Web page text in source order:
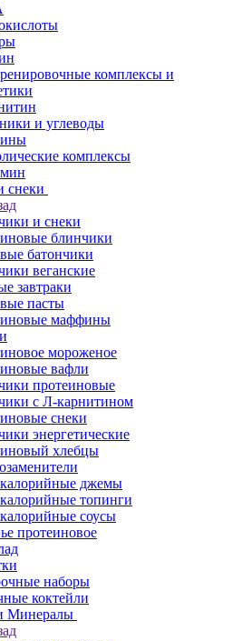
комплексы и
и углеводы
комплексы
снеки
и снеки
блинчики
батончики
веганские
завтраки
пасты
маффины
мороженое
вафли
протеиновые
с Л-карнитином
снеки
энергетические
хлебцы
джемы
топинги
соусы
протеиновое
наборы
коктейли
Минералы